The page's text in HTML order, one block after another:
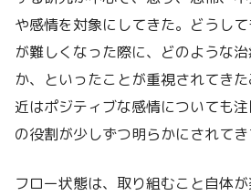
や感情を対象にしてきた。どうし
が難しくなった際に、どのような
か、といったことが重視されてき
近はポジティブな感情についても
の役割が少しずつ明らかにされてき
フロー状態は、取り組むこと自体